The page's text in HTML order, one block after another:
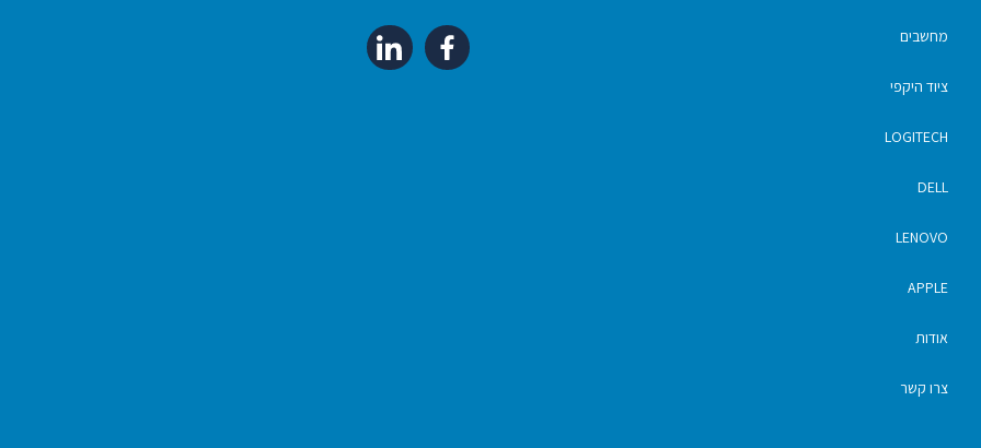
מחשבים
ציוד היקפי
LOGITECH
DELL
LENOVO
APPLE
אודות
צרו קשר